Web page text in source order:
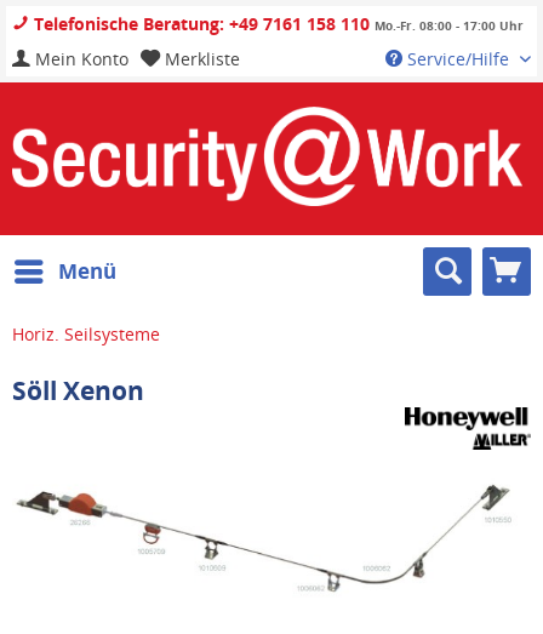
Telefonische Beratung: +49 7161 158 110 Mo.-Fr. 08:00 - 17:00 Uhr
Service/Hilfe
Mein Konto Merkliste
Menü
Horiz. Seilsysteme
Söll Xenon